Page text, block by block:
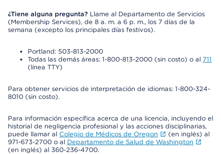
¿Tiene alguna pregunta? Llame al Departamento de Servicios
(Membership Services), de 8 a. m. a 6 p. m., los 7 días de la
semana (excepto los principales días festivos).
Portland: 503-813-2000
Todas las demás áreas: 1-800-813-2000 (sin costo) o al 711
(línea TTY)
Para obtener servicios de interpretación de idiomas: 1-800-324-
8010 (sin costo).
Para información específica acerca de una licencia, incluyendo el
historial de negligencia profesional y las acciones disciplinarias,
puede llamar al Colegio de Médicos de Oregon
(en inglés) al
971-673-2700 o al Departamento de Salud de Washington
(en inglés) al 360-236-4700.